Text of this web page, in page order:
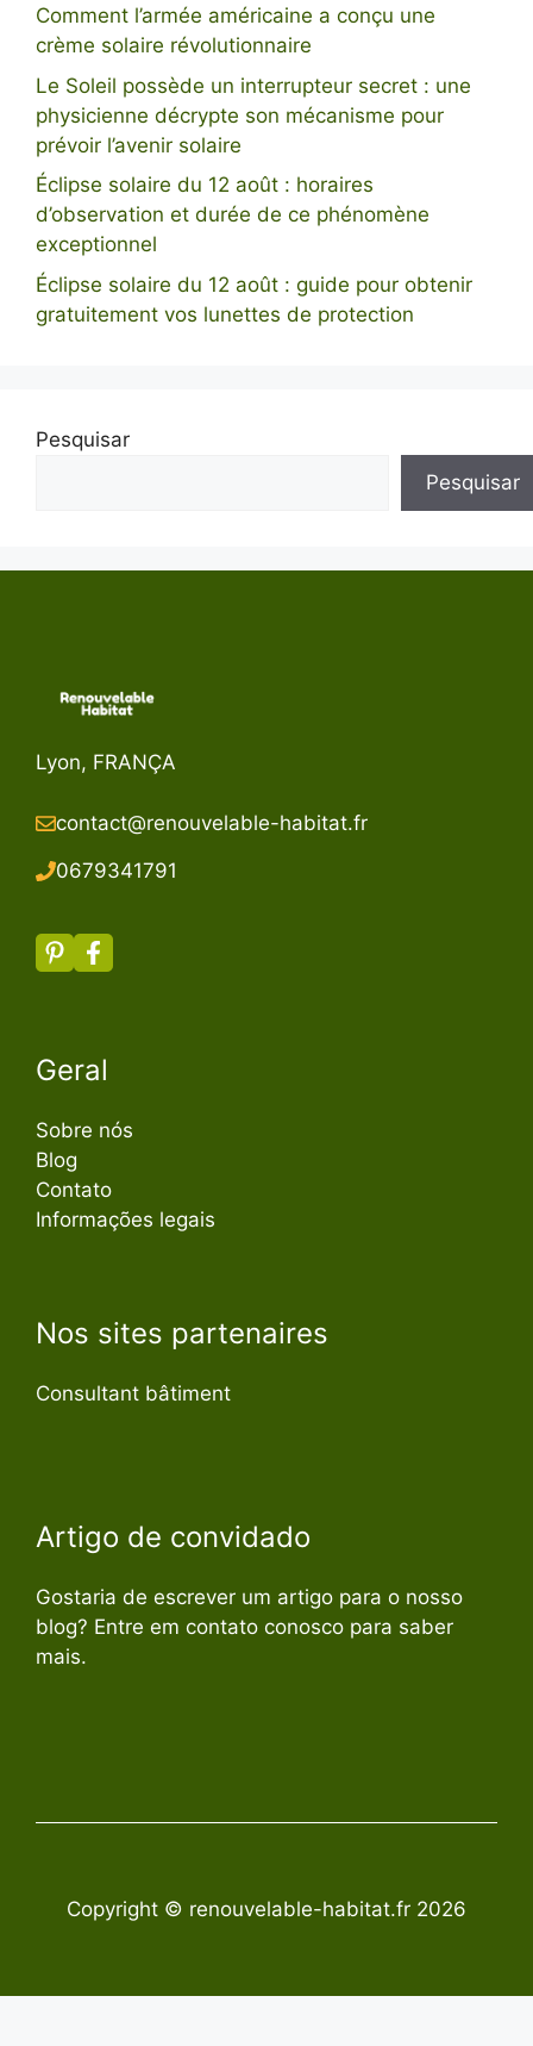
Comment l’armée américaine a conçu une
crème solaire révolutionnaire
Le Soleil possède un interrupteur secret : une
physicienne décrypte son mécanisme pour
prévoir l’avenir solaire
Éclipse solaire du 12 août : horaires
d’observation et durée de ce phénomène
exceptionnel
Éclipse solaire du 12 août : guide pour obtenir
gratuitement vos lunettes de protection
Pesquisar
Pesquisar
Lyon, FRANÇA
contact@renouvelable-habitat.fr
0679341791
Geral
Sobre nós
Blog
Contato
Informações legais
Nos sites partenaires
Consultant bâtiment
Artigo de convidado
Gostaria de escrever um artigo para o nosso
blog? Entre em contato conosco para saber
mais.
Copyright © renouvelable-habitat.fr 2026